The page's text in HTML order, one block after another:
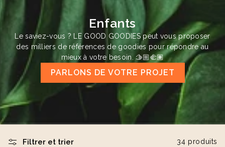
totebag gobelet tour de cou parapluie
Goodies recommandés
♻️ ♻️
Enfants
Le saviez-vous ? LE GOOD GOODIES peut vous proposer
des milliers de références de goodies pour répondre au
mieux à votre besoin. 🫱🏼‍🫲🏽
PARLONS DE VOTRE PROJET
Filtrer et trier 34 produits